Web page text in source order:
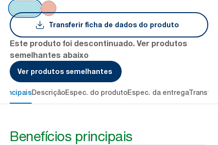
Transferir ficha de dados do produto
Este produto foi descontinuado. Ver produtos
semelhantes abaixo
Ver produtos semelhantes
DescriçãoEspec. do produtoEspec. da entrega
Benefícios principais